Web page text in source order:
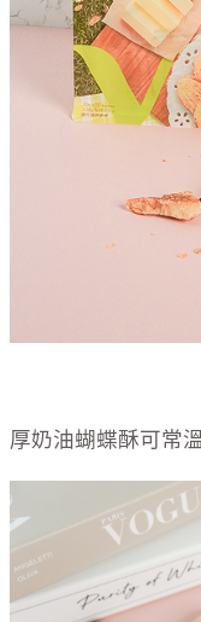
厚奶油蝴蝶酥可常